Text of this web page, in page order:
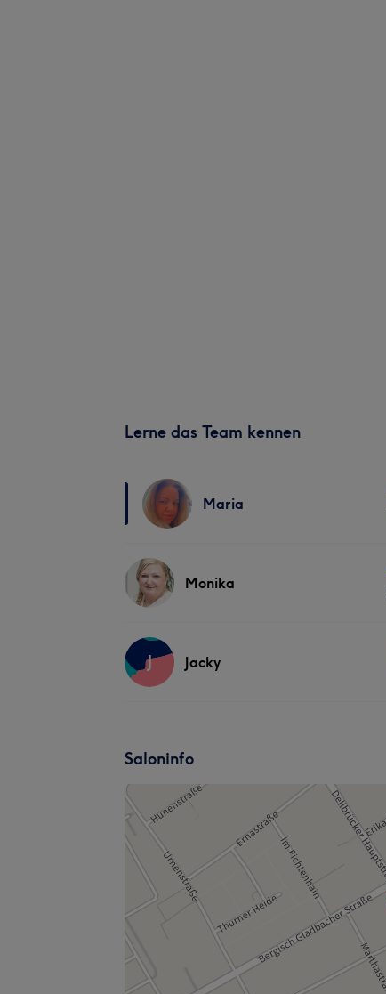
Lerne das Team kennen
Maria
Monika
J Jacky
Saloninfo